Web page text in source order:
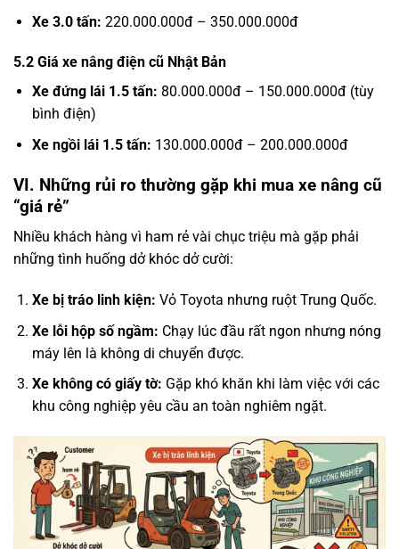
Xe 3.0 tấn: 220.000.000đ – 350.000.000đ
5.2 Giá xe nâng điện cũ Nhật Bản
Xe đứng lái 1.5 tấn: 80.000.000đ – 150.000.000đ (tùy
bình điện)
Xe ngồi lái 1.5 tấn: 130.000.000đ – 200.000.000đ
VI. Những rủi ro thường gặp khi mua xe nâng cũ
“giá rẻ”
Nhiều khách hàng vì ham rẻ vài chục triệu mà gặp phải
những tình huống dở khóc dở cười:
Xe bị tráo linh kiện: Vỏ Toyota nhưng ruột Trung Quốc.
Xe lỗi hộp số ngầm: Chạy lúc đầu rất ngon nhưng nóng
máy lên là không di chuyển được.
Xe không có giấy tờ: Gặp khó khăn khi làm việc với các
khu công nghiệp yêu cầu an toàn nghiêm ngặt.